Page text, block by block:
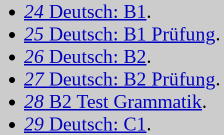
24 Deutsch: B1.
25 Deutsch: B1 Prüfung.
26 Deutsch: B2.
27 Deutsch: B2 Prüfung.
28 B2 Test Grammatik.
29 Deutsch: C1.